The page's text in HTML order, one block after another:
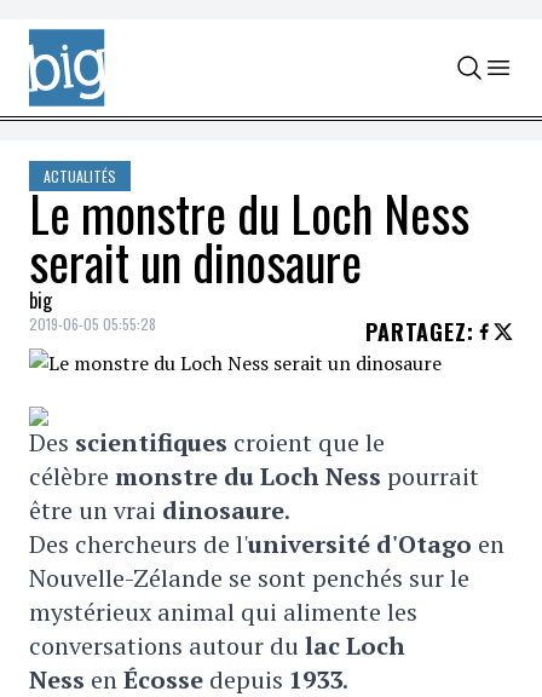
Skip to content
ACTUALITÉS
Le monstre du Loch Ness
serait un dinosaure
big
2019-06-05 05:55:28 PARTAGEZ:
Des scientifiques croient que le
célèbre monstre du Loch Ness pourrait
être un vrai dinosaure.
Des chercheurs de l'université d'Otago en
Nouvelle-Zélande se sont penchés sur le
mystérieux animal qui alimente les
conversations autour dulac Loch
Ness enÉcosse depuis 1933.